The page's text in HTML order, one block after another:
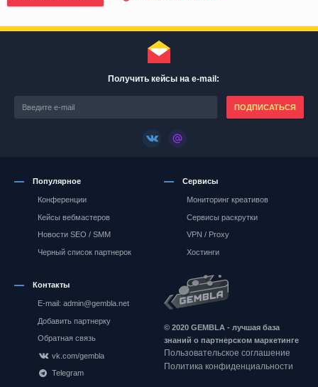
Получить кейсы на e-mail:
ПОДПИСАТЬСЯ
Популярное
Конференции
Кейсы вебмастеров
Новости SEO / SMM
Черный список партнерок
Сервисы
Мониторинг креативов
Сервисы раскрутки
VPN / Proxy
Хостинги
Контакты
E-mail: admin@gembla.net
Добавить партнерку
Обратная связь
vk.com/gembla
Telegram
Gembla.net
© 2020 GEMBLA - лучшая база
знаний о партнерском маркетинге
Пользовательское соглашение
Политика конфиденциальности